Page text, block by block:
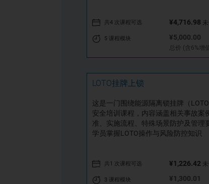
共4 次课程可选
5 课程模块
¥4,716.98
¥5,000.00
总价 (含6%增
LOTO挂牌上锁
这是一门围绕能源隔离锁挂牌（
安全培训课程，内容涵盖相关事故案
准、实施流程、特殊场景防护及管理
学员掌握LOTO操作与风险防控知识
共1 次课程可选
3 课程模块
¥1,226.42
¥1,300.01